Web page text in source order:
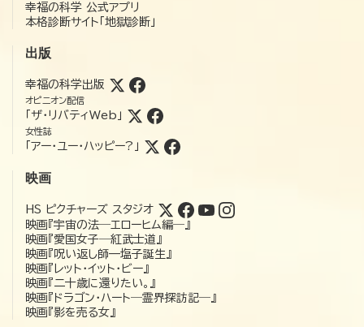
幸福の科学 公式アプリ
本格診断サイト「地獄診断」
出版
幸福の科学出版
オピニオン配信
「ザ・リバティWeb」
女性誌
「アー・ユー・ハッピー?」
映画
HS ピクチャーズ スタジオ
映画『宇宙の法―エローヒム編―』
映画『愛国女子―紅武士道』
映画『呪い返し師—塩子誕生』
映画『レット・イット・ビー』
映画『二十歳に還りたい。』
映画『ドラゴン・ハート―霊界探訪記―』
映画『影を売る女』